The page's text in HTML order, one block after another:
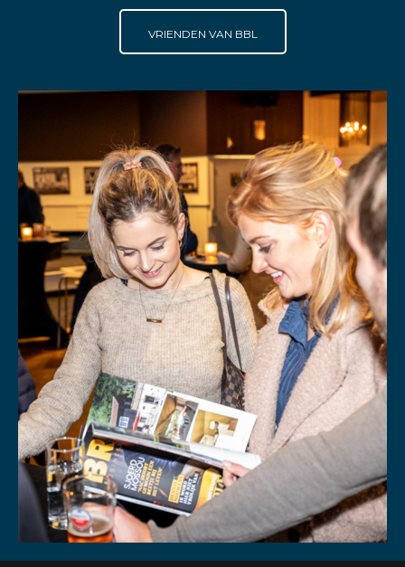
VRIENDEN VAN BBL